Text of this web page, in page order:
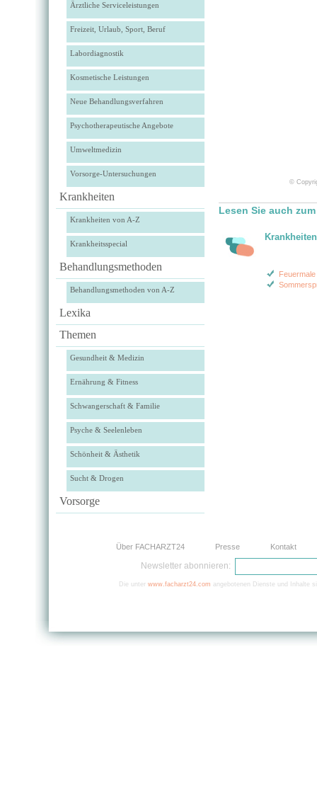
Ärztliche Serviceleistungen
Freizeit, Urlaub, Sport, Beruf
Labordiagnostik
Kosmetische Leistungen
Neue Behandlungsverfahren
Psychotherapeutische Angebote
Umweltmedizin
Vorsorge-Untersuchungen
Krankheiten
Krankheiten von A-Z
Krankheitsspecial
Behandlungsmethoden
Behandlungsmethoden von A-Z
Lexika
Themen
Gesundheit & Medizin
Ernährung & Fitness
Schwangerschaft & Familie
Psyche & Seelenleben
Schönheit & Ästhetik
Sucht & Drogen
Vorsorge
©
Lesen Sie auch
Krankheiten
Feuermale
Über FACHARZT24 Presse Kontakt
Newsletter abonnieren:
Die unter www.facharzt24.com angebotenen Dienste und Inhalte